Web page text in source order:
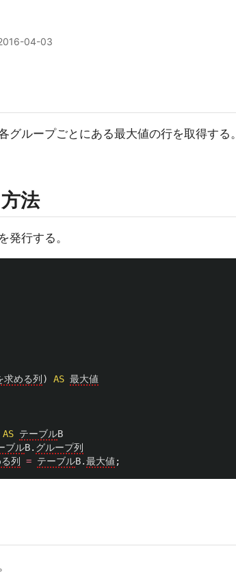
04-03
グループごとにある最大値の行を取得する。
法
発行する。
求める列 ) AS 最大値
AS テーブルB
ブルB. グループ列
列 = テーブルB.最大値 ;